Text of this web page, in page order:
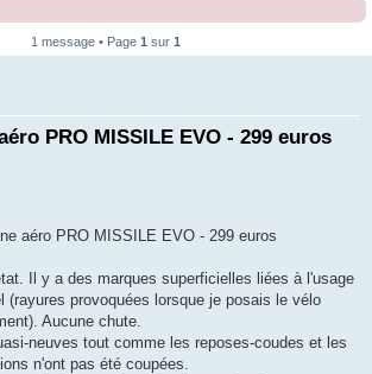
1 message • Page 1 sur 1
PRO MISSILE EVO - 299 euros
aéro PRO MISSILE EVO - 299 euros
Il y a des marques superficielles liées à l'usage
(rayures provoquées lorsque je posais le vélo
Aucune chute.
neuves tout comme les reposes-coudes et les
n'ont pas été coupées.